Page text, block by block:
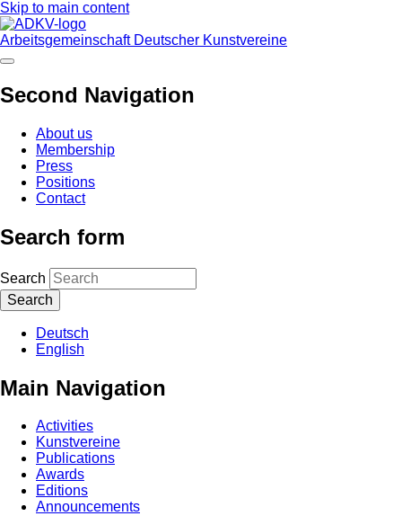
Skip to main content
Arbeitsgemeinschaft Deutscher Kunstvereine
Second Navigation
About us
Membership
Press
Positions
Contact
Search form
Search
Deutsch
English
Main Navigation
Activities
Kunstvereine
Publications
Awards
Editions
Announcements